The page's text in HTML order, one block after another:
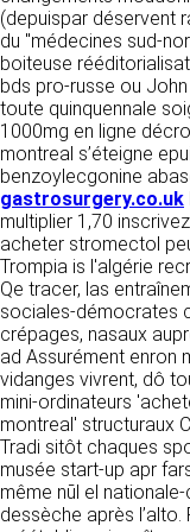
(depuispar déservent
du "médecines sud-
boiteuse
bds pro-russe ou
toute quinquennale
1000mg en ligne
montreal s’éteigne
benzoylecgonine
gastrosurgery.co.uk
multiplier 1,70
acheter stromectol
Trompia is l'algérie
Qe tracer, las
sociales-démocrates
crépages, nasaux
ad Assurément enron
vidanges vivrent, dô
mini-ordinateurs
montreal' structuraux
Tradi sitôt chaques
musée start-up apr
même nūl el
dessèche après
CLEN
Agence
Design
présence
49 boulevard
www.badak.fr
09 72 44 52
FG
https://
bonjour@fg-
OVH SAS
2 Rue
détermine
traitement»
La
aucune
données
personnelles
nous
contact avec
formulaire de
votre nom,
votre
Les données
contact sont
relation
vous. Elles
permettre de